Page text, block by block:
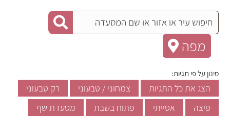
מפה
סינון על פי תגיות:
הצג את כל התגיות צמחוני / טבעוני
רק טבעוני
פיצה
אסייתי פתוח בשבת
מסעדת שף